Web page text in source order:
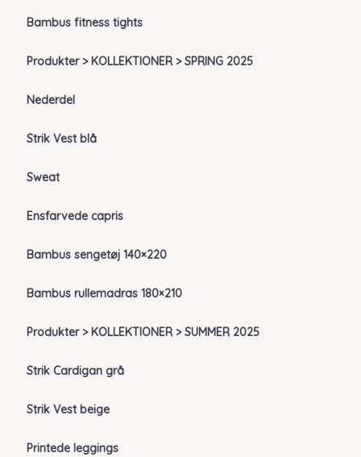
Bambus fitness tights
Produkter > KOLLEKTIONER > SPRING 2025
Nederdel
Strik Vest blå
Sweat
Ensfarvede capris
Bambus sengetøj 140×220
Bambus rullemadras 180×210
Produkter > KOLLEKTIONER > SUMMER 2025
Strik Cardigan grå
Strik Vest beige
Printede leggings